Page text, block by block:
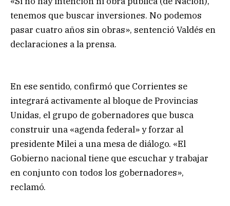
tenemos que buscar inversiones. No podemos
pasar cuatro años sin obras», sentenció Valdés en
declaraciones a la prensa.
En ese sentido, confirmó que Corrientes se
integrará activamente al bloque de Provincias
Unidas, el grupo de gobernadores que busca
construir una «agenda federal» y forzar al
presidente Milei a una mesa de diálogo. «El
Gobierno nacional tiene que escuchar y trabajar
en conjunto con todos los gobernadores»,
reclamó.